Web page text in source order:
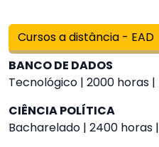
Cursos a distância - EAD
BANCO DE DADOS
Tecnológico | 2000 horas |
CIÊNCIA POLÍTICA
Bacharelado | 2400 horas |